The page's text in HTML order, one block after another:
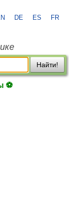
DE ES FR
Найти!
⚽